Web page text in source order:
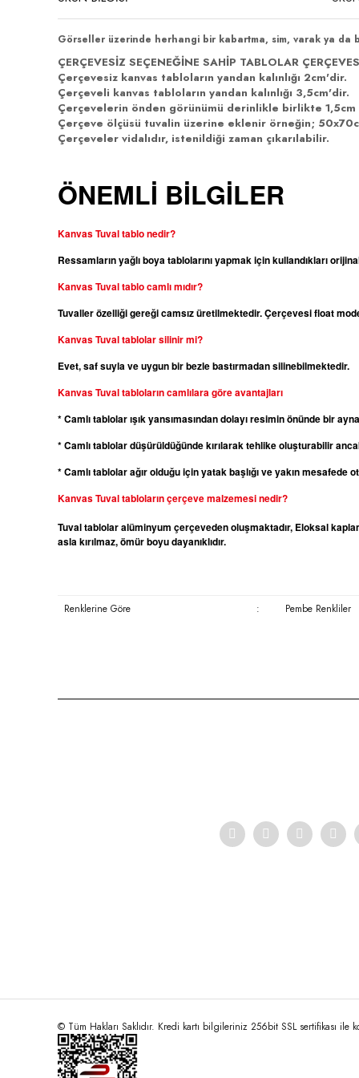
Görseller üzerinde herhangi bir kabartma, sim, varak ya da
ÇERÇEVESİZ SEÇENEĞİNE SAHİP TABLOLAR
Çerçevesiz kanvas tabloların yandan kalınlığı 2cm'dir.
Çerçeveli kanvas tabloların yandan kalınlığı 3,5cm'dir.
Çerçevelerin önden görünümü derinlikle birlikte
Çerçeve ölçüsü tuvalin üzerine eklenir örneğin;
Çerçeveler vidalıdır, istenildiği zaman çıkarılabilir.
ÖNEMLİ BİLGİLER
Kanvas Tuval tablo nedir?
Ressamların yağlı boya tablolarını yapmak için kullandıkları
KanvasTuval tablo camlı mıdır?
Tuvaller özelliği gereği camsız üretilmektedir. Çerçevesi float
KanvasTuval tablolar silinir mi?
Evet, saf suyla ve uygun bir bezle bastırmadan silinebilmektedir.
KanvasTuval tabloların camlılara göre avantajları
* Camlı tablolar ışık yansımasından dolayı resimin önünde bir
* Camlı tablolar düşürüldüğünde kırılarak tehlike oluşturabilir
* Camlı tablolar ağır olduğu için yatak başlığı ve yakın
KanvasTuval tabloların çerçeve malzemesi nedir?
Tuval tablolar alüminyum çerçeveden oluşmaktadır, Eloksal
asla kırılmaz, ömür boyu dayanıklıdır.
Renklerine Göre : Pembe Renkliler
© Tüm Hakları Saklıdır. Kredi kartı bilgileriniz 256bit SSL sertifikası ile